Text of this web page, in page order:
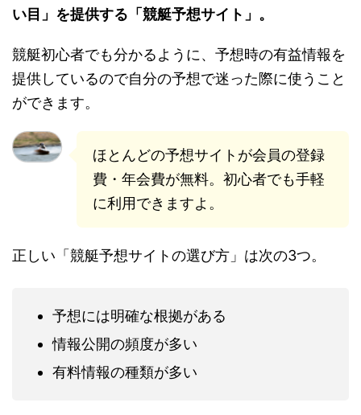
い目」を提供する「競艇予想サイト」。
競艇初心者でも分かるように、予想時の有益情報を
提供しているので自分の予想で迷った際に使うこと
ができます。
ほとんどの予想サイトが会員の登録
費・年会費が無料。初心者でも手軽
に利用できますよ。
正しい「競艇予想サイトの選び方」は次の3つ。
予想には明確な根拠がある
情報公開の頻度が多い
有料情報の種類が多い